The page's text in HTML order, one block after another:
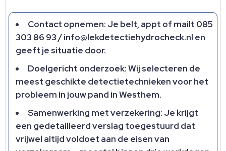
Contact opnemen: Je belt, appt of mailt 085
303 86 93 / info@lekdetectiehydrocheck.​nl en
geeft je situatie door.​
Doelgericht onderzoek: Wij selecteren de
meest geschikte detectietechnieken voor het
probleem in jouw pand in Westhem.​
Samenwerking met verzekering: Je krijgt
een gedetailleerd verslag toegestuurd dat
vrijwel altijd voldoet aan de eisen van